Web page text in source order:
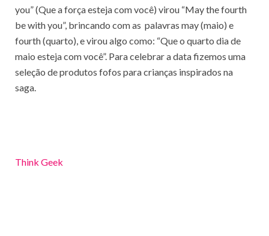
you” (Que a força esteja com você) virou “May the fourth
be with you”, brincando com as palavras may (maio) e
fourth (quarto), e virou algo como: “Que o quarto dia de
maio esteja com você”. Para celebrar a data fizemos uma
seleção de produtos fofos para crianças inspirados na
saga.
Think Geek